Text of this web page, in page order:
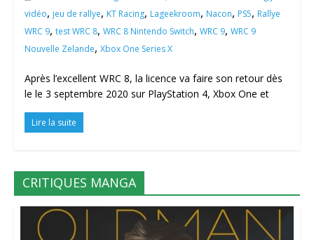
vidéo, jeu de rallye, KT Racing, Lageekroom, Nacon, PS5, Rallye
WRC 9, test WRC 8, WRC 8 Nintendo Switch, WRC 9, WRC 9
Nouvelle Zelande, Xbox One Series X
Après l’excellent WRC 8, la licence va faire son retour dès
le le 3 septembre 2020 sur PlayStation 4, Xbox One et
Lire la suite
CRITIQUES MANGA